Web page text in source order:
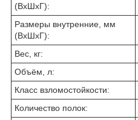
(ВхШхГ):
Размеры внутренние, мм
(ВхШхГ):
Вес, кг:
Объём, л:
Класс взломостойкости:
Количество полок: